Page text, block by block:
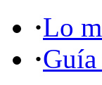
·Lo
·Guía